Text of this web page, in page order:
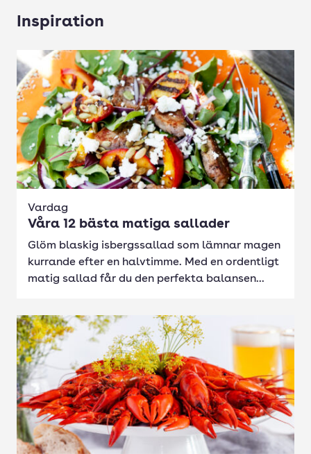
Inspiration
Vardag
Våra 12 bästa matiga sallader
Glöm blaskig isbergssallad som lämnar magen
kurrande efter en halvtimme. Med en ordentligt
matig sallad får du den perfekta balansen...